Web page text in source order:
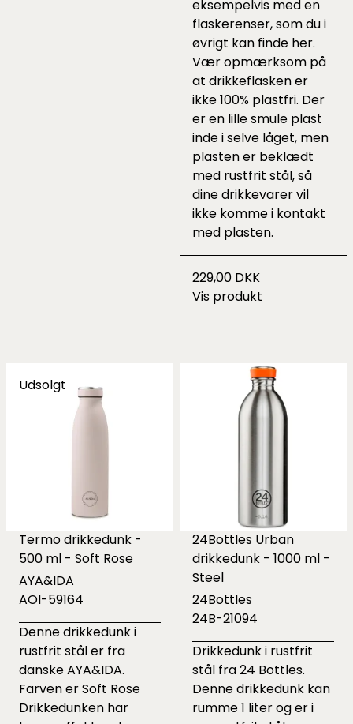
eksempelvis med en
flaskerenser, som du i
øvrigt kan finde her.
Vær opmærksom på
at drikkeflasken er
ikke 100% plastfri. Der
er en lille smule plast
inde i selve låget, men
plasten er beklædt
med rustfrit stål, så
dine drikkevarer vil
ikke komme i kontakt
med plasten.
229,00 DKK
Vis produkt
Udsolgt
Termo drikkedunk -
500 ml - Soft Rose
AYA&IDA
AOI-59164
Denne drikkedunk i
rustfrit stål er fra
danske AYA&IDA.
Farven er Soft Rose
Drikkedunken har
24Bottles Urban
drikkedunk - 1000 ml -
Steel
24Bottles
24B-21094
Drikkedunk i rustfrit
stål fra 24 Bottles.
Denne drikkedunk kan
rumme 1 liter og er i